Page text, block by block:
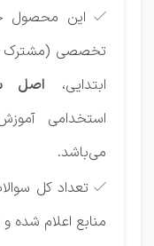

این محصول
تخصصی (مشترک
ابتدایی، اصل
استخدامی
می‌باشد.
 تعداد کل
منابع اعلام شده